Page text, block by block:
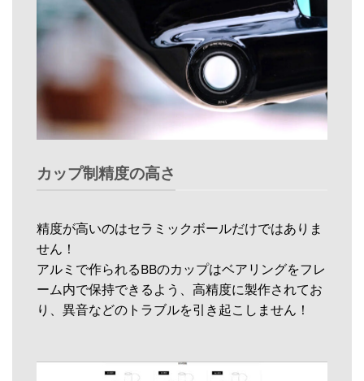
カップ制精度の高さ
精度が高いのはセラミックボールだけではありま
せん！
アルミで作られるBBのカップはベアリングをフレ
ーム内で保持できるよう、高精度に製作されてお
り、異音などのトラブルを引き起こしません！